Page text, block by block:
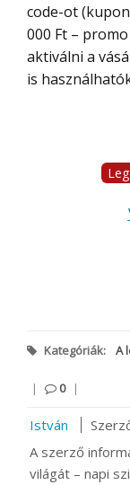
code-ot
000 Ft –
aktiválni a
is
Kategóriák: A
| 0 |
István
A szerző
világát – napi